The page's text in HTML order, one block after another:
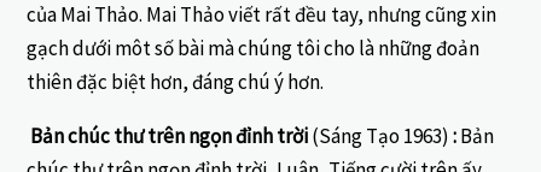
của Mai Thảo. Mai Thảo viết rất đều tay, nhưng cũng xin
gạch dưới môt số bài mà chúng tôi cho là những đoản
thiên đặc biệt hơn, đáng chú ý hơn.
Bản chúc thư trên ngọn đỉnh trời(Sáng Tạo 1963) :Bản